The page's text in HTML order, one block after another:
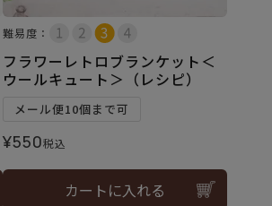
難易度：
フラワーレトロブランケット＜
ウールキュート＞（レシピ）
メール便10個まで可
¥550税込
カートに入れる